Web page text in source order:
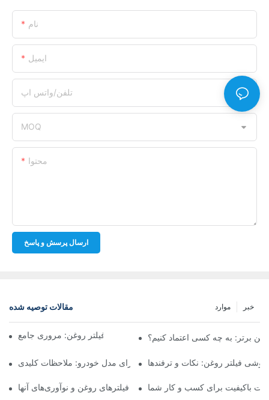
نام
ایمیل
تلفن/واتس اپ
MOQ
محتوا
ارسال پرسش و پاسخ
مقالات توصیه شده خبر موارد
شرکت‌های برتر تولیدکننده فیلتر روغن: مروری جامعبرتر: به چه کسی اعتماد کنیم؟
انتخاب فیلتر روغن مناسب برای مدل خودرو: ملاحظات کلیدی
فیلتر روغن: نکات و ترفندها
نگاهی به تولیدکنندگان پیشرو فیلترهای روغن و نوآوری‌های آنها
باکیفیت برای کسب و کار شما